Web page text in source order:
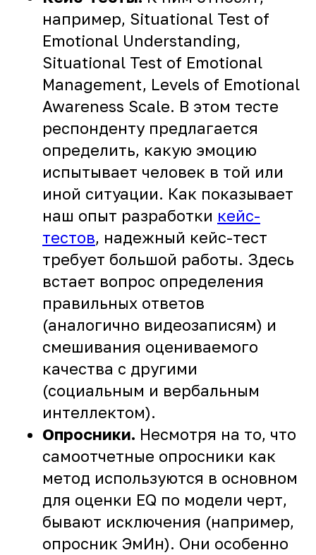
например, Situational Test of
Emotional Understanding,
Situational Test of Emotional
Management, Levels of Emotional
Awareness Scale. В этом тесте
респонденту предлагается
определить, какую эмоцию
испытывает человек в той или
иной ситуации. Как показывает
наш опыт разработки кейс-
тестов, надежный кейс-тест
требует большой работы. Здесь
встает вопрос определения
правильных ответов
(аналогично видеозаписям) и
смешивания оцениваемого
качества с другими
(социальным и вербальным
интеллектом).
Опросники. Несмотря на то, что
самоотчетные опросники как
метод используются в основном
для оценки EQ по модели черт,
бывают исключения (например,
опросник ЭмИн). Они особенно